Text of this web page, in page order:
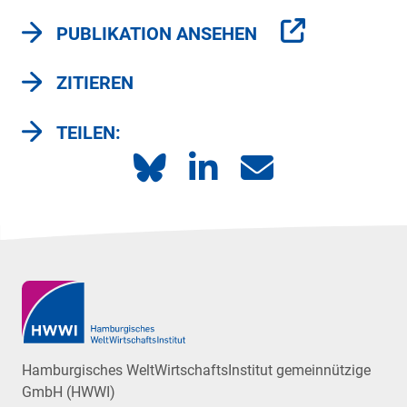
PUBLIKATION ANSEHEN
ZITIEREN
TEILEN:
Hamburgisches WeltWirtschaftsInstitut gemeinnützige
GmbH (HWWI)